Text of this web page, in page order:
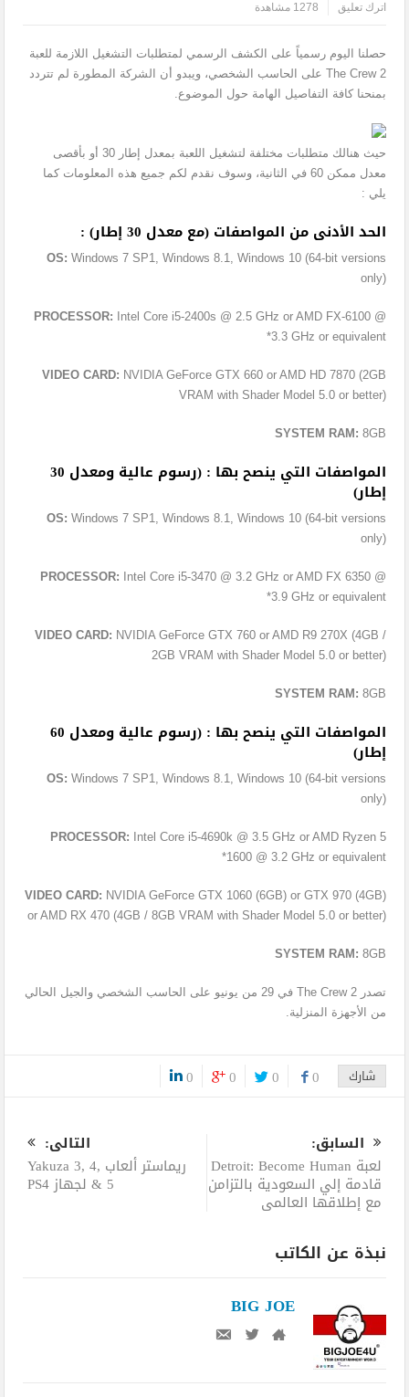
اترك تعليق
1278 مشاهدة
حصلنا اليوم رسمياً على الكشف الرسمي لمتطلبات التشغيل اللازمة للعبة
The Crew 2 على الحاسب الشخصي، ويبدو أن الشركة المطورة لم تتردد
بمنحنا كافة التفاصيل الهامة حول الموضوع.
حيث هنالك متطلبات مختلفة لتشغيل اللعبة بمعدل إطار 30 أو بأقصى
معدل ممكن 60 في الثانية، وسوف نقدم لكم جميع هذه المعلومات كما
يلي :
الحد الأدنى من المواصفات (مع معدل 30 إطار) :
OS: Windows 7 SP1, Windows 8.1, Windows 10 (64-bit versions
only)
PROCESSOR: Intel Core i5-2400s @ 2.5 GHz or AMD FX-6100 @
3.3 GHz or equivalent*
VIDEO CARD: NVIDIA GeForce GTX 660 or AMD HD 7870 (2GB
VRAM with Shader Model 5.0 or better)
SYSTEM RAM: 8GB
المواصفات التي ينصح بها : (رسوم عالية ومعدل 30
إطار)
OS: Windows 7 SP1, Windows 8.1, Windows 10 (64-bit versions
only)
PROCESSOR: Intel Core i5-3470 @ 3.2 GHz or AMD FX 6350 @
3.9 GHz or equivalent*
VIDEO CARD: NVIDIA GeForce GTX 760 or AMD R9 270X (4GB /
2GB VRAM with Shader Model 5.0 or better)
SYSTEM RAM: 8GB
المواصفات التي ينصح بها : (رسوم عالية ومعدل 60
إطار)
OS: Windows 7 SP1, Windows 8.1, Windows 10 (64-bit versions
only)
PROCESSOR:
Intel Core i5-4690k @ 3.5 GHz or AMD Ryzen 5
1600 @ 3.2 GHz or equivalent*
VIDEO CARD: NVIDIA GeForce GTX 1060 (6GB) or GTX 970 (4GB)
or AMD RX 470 (4GB / 8GB VRAM with Shader Model 5.0 or better)
SYSTEM RAM: 8GB
تصدر The Crew 2 في 29 من يونيو على الحاسب الشخصي والجيل الحالي
من الأجهزة المنزلية.
شارك 0
0
0
0
السابق:
لعبة Detroit: Become Human
قادمة إلي السعودية بالتزامن
مع إطلاقها العالمي
التالى:
ريماستر ألعاب Yakuza 3, 4,
& 5 لجهاز PS4
نبذة عن الكاتب
BIG JOE